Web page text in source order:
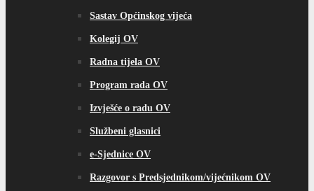
Sastav Općinskog vijeća
Kolegij OV
Radna tijela OV
Program rada OV
Izvješće o radu OV
Službeni glasnici
e-Sjednice OV
Razgovor s Predsjednikom/vijećnikom OV